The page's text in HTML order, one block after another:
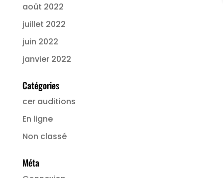
août 2022
juillet 2022
juin 2022
janvier 2022
Catégories
cer auditions
En ligne
Non classé
Méta